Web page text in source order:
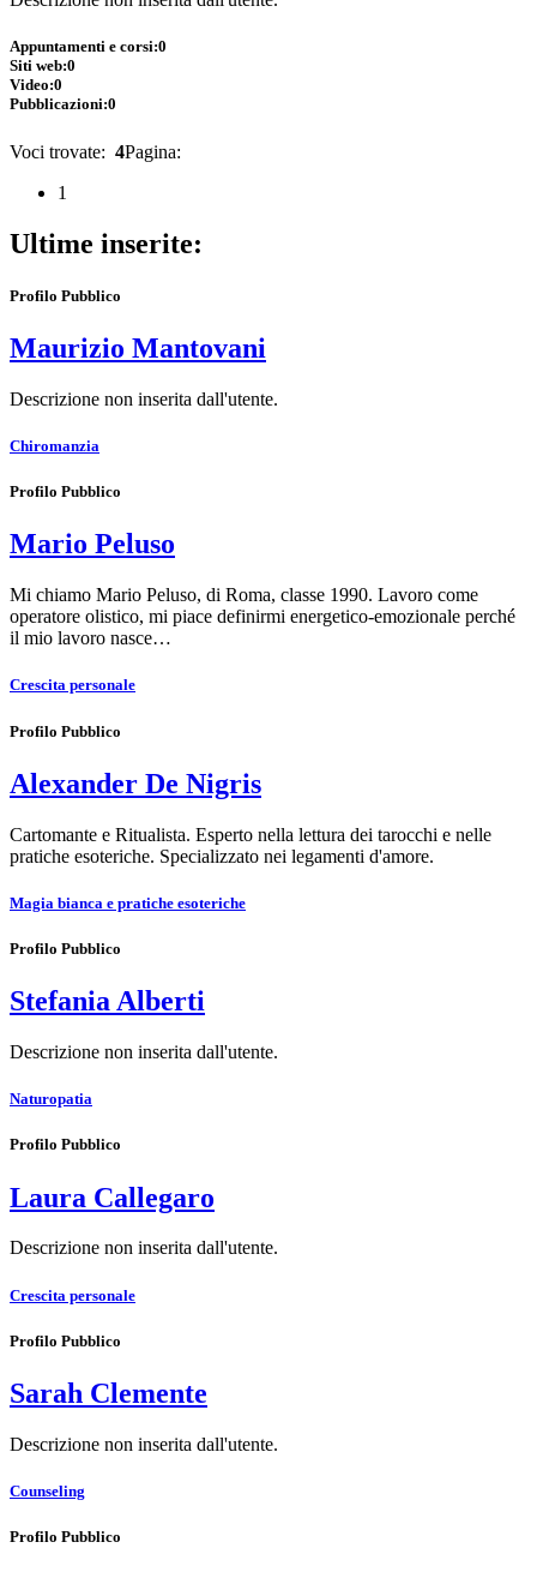
Appuntamenti e corsi:0
Siti web:0
Video:0
Pubblicazioni:0
Voci trovate: 4Pagina:
1
Ultime inserite:
Profilo Pubblico
Maurizio Mantovani
Descrizione non inserita dall'utente.
Chiromanzia
Profilo Pubblico
Mario Peluso
Mi chiamo Mario Peluso, di Roma, classe 1990. Lavoro come
operatore olistico, mi piace definirmi energetico-emozionale perché
il mio lavoro nasce…
Crescita personale
Profilo Pubblico
Alexander De Nigris
Cartomante e Ritualista. Esperto nella lettura dei tarocchi e nelle
pratiche esoteriche. Specializzato nei legamenti d'amore.
Magia bianca e pratiche esoteriche
Profilo Pubblico
Stefania Alberti
Descrizione non inserita dall'utente.
Naturopatia
Profilo Pubblico
Laura Callegaro
Descrizione non inserita dall'utente.
Crescita personale
Profilo Pubblico
Sarah Clemente
Descrizione non inserita dall'utente.
Counseling
Profilo Pubblico